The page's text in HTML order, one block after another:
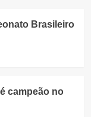
Brasileiro
campeão no